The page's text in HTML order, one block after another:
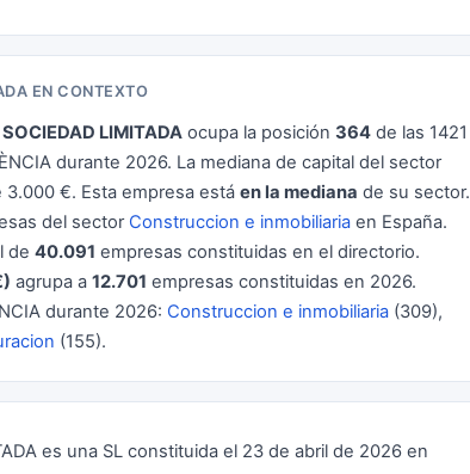
EN CONTEXTO
LIMITADA ocupa la posición 364 de las 1421
durante 2026. La mediana de capital del sector
€. Esta empresa está en la mediana de su sector.
del sector Construccion e inmobiliaria en España.
de 40.091 empresas constituidas en el directorio.
agrupa a 12.701 empresas constituidas en 2026.
durante 2026: Construccion e inmobiliaria (309),
(155).
es una SL constituida el 23 de abril de 2026 en